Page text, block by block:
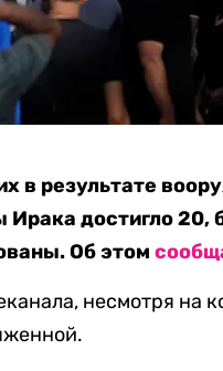
в результате
Ирака достигло 20,
Об этом
несмотря на